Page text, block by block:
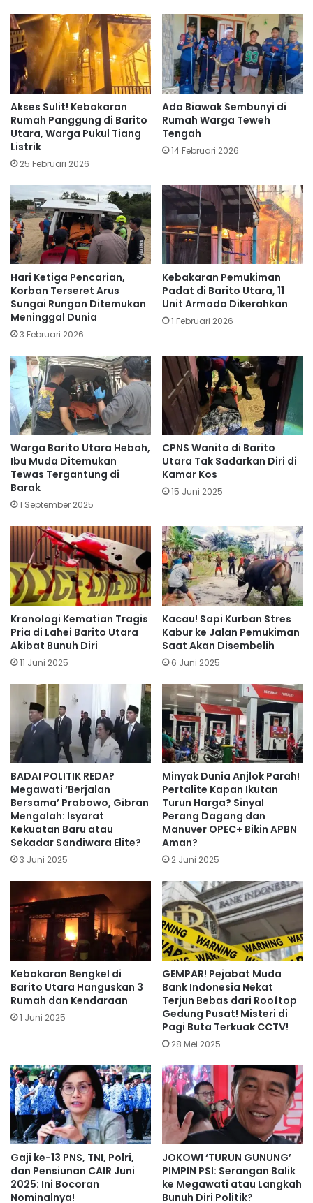
Akses Sulit! Kebakaran
Rumah Panggung di Barito
Utara, Warga Pukul Tiang
Listrik
25 Februari 2026
Ada Biawak Sembunyi di
Rumah Warga Teweh
Tengah
14 Februari 2026
Hari Ketiga Pencarian,
Korban Terseret Arus
Sungai Rungan Ditemukan
Meninggal Dunia
3 Februari 2026
Kebakaran Pemukiman
Padat di Barito Utara, 11
Unit Armada Dikerahkan
1 Februari 2026
Warga Barito Utara Heboh,
Ibu Muda Ditemukan
Tewas Tergantung di
Barak
1 September 2025
CPNS Wanita di Barito
Utara Tak Sadarkan Diri di
Kamar Kos
15 Juni 2025
Kronologi Kematian Tragis
Pria di Lahei Barito Utara
Akibat Bunuh Diri
11 Juni 2025
Kacau! Sapi Kurban Stres
Kabur ke Jalan Pemukiman
Saat Akan Disembelih
6 Juni 2025
BADAI POLITIK REDA?
Megawati ‘Berjalan
Bersama’ Prabowo, Gibran
Mengalah: Isyarat
Kekuatan Baru atau
Sekadar Sandiwara Elite?
3 Juni 2025
Minyak Dunia Anjlok Parah!
Pertalite Kapan Ikutan
Turun Harga? Sinyal
Perang Dagang dan
Manuver OPEC+ Bikin APBN
Aman?
2 Juni 2025
Kebakaran Bengkel di
Barito Utara Hanguskan 3
Rumah dan Kendaraan
1 Juni 2025
GEMPAR! Pejabat Muda
Bank Indonesia Nekat
Terjun Bebas dari Rooftop
Gedung Pusat! Misteri di
Pagi Buta Terkuak CCTV!
28 Mei 2025
Gaji ke-13 PNS, TNI, Polri,
dan Pensiunan CAIR Juni
2025: Ini Bocoran
Nominalnya!
JOKOWI ‘TURUN GUNUNG’
PIMPIN PSI: Serangan Balik
ke Megawati atau Langkah
Bunuh Diri Politik?